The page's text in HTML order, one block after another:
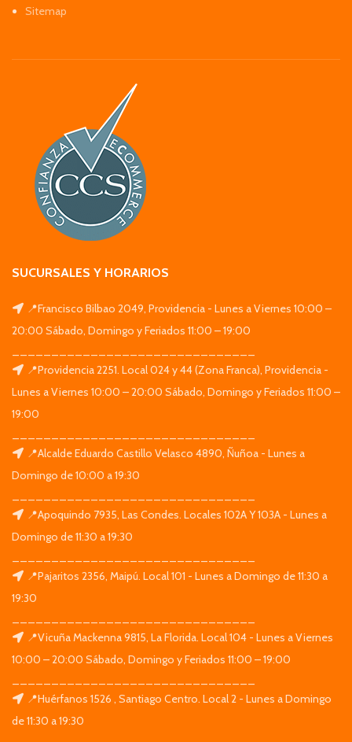
Sitemap
SUCURSALES Y HORARIOS
📍Francisco Bilbao 2049, Providencia - Lunes a Viernes 10:00 –
20:00 Sábado, Domingo y Feriados 11:00 – 19:00
📍Providencia 2251. Local 024 y 44 (Zona Franca), Providencia -
Lunes a Viernes 10:00 – 20:00 Sábado, Domingo y Feriados 11:00 –
19:00
📍Alcalde Eduardo Castillo Velasco 4890, Ñuñoa - Lunes a
Domingo de 10:00 a 19:30
📍Apoquindo 7935, Las Condes. Locales 102A Y 103A - Lunes a
Domingo de 11:30 a 19:30
📍Pajaritos 2356, Maipú. Local 101 - Lunes a Domingo de 11:30 a
19:30
📍Vicuña Mackenna 9815, La Florida. Local 104 - Lunes a Viernes
10:00 – 20:00 Sábado, Domingo y Feriados 11:00 – 19:00
📍Huérfanos 1526 , Santiago Centro. Local 2 - Lunes a Domingo
de 11:30 a 19:30